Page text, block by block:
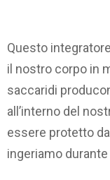
Questo
il nostro corpo in
saccaridi
all’interno del
essere protetto
ingeriamo durante